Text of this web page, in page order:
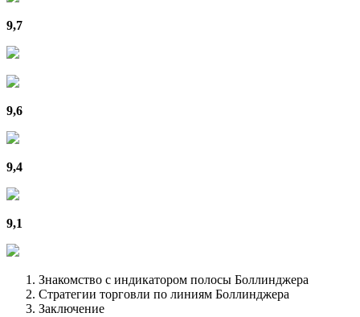
9,7
9,6
9,4
9,1
Знакомство с индикатором полосы Боллинджера
Стратегии торговли по линиям Боллинджера
Заключение